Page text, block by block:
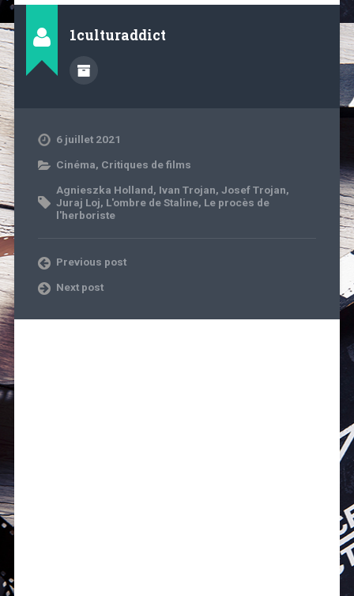
1culturaddict
6 juillet 2021
Cinéma, Critiques de films
Agnieszka Holland, Ivan Trojan, Josef Trojan,
Juraj Loj, L'ombre de Staline, Le procès de
l'herboriste
Previous post
Next post